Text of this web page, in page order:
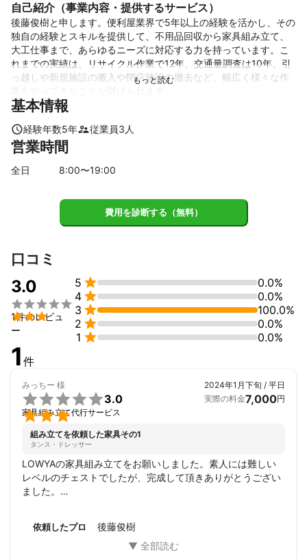
自己紹介（事業内容・提供するサービス）
後藤俊樹と申します。便利屋業界で5年以上の経験を活かし、その
独自の経験とスキルを提供して、不用品回収から家具組み立て、
大工仕事まで、あらゆるニーズに対応する力を持っています。こ
れまでの実績は、リサイクル作業で12年、交通量調査は10年、引
っ越しや新規施設の搬入や閉店施設の撤去など、幅広く様々な作
業を行います。どんな小さなことでもお気軽にお声かけいただけ
れば、お手伝いできます。また、いろんな業者や人々との結びつ
とでしょう。後藤俊樹という名前で信頼と品質をお約束します。
これまでの実績
リサイクル作業で12年、交通量調査は10年、引っ越しや新規施設
の搬入や閉店施設の撤去などやってきました。
アピールポイント
依頼者の事を一番に考え、巡速にかつ的確に作業致します。
いろんな業者やたくさんの人との結びつきがありますので、困っ
た時などお声かけしてみて下さい!!
基本情報
経験年数5年 従業員3 人
営業時間
全日 8:00〜19:00
費用を診断する（無料）
口コミ
3.0


1件のレビュ
ー
5 
0.0%
4 
0.0%
3 
100.0%
2 
0.0%
1  0.0%
1 件
みっちー 様


3.0
家具組み立て代行サービス
2024年1月下旬 / 平日
実際の料金7,000円
組み立てを依頼した家具その1
タンス・ドレッサー
LOWYAの家具組み立てをお願いしました。素人には難しい
レベルのチェストでしたが、完成して頂きありがとうござい
ました。
依頼したプロ 後藤俊樹